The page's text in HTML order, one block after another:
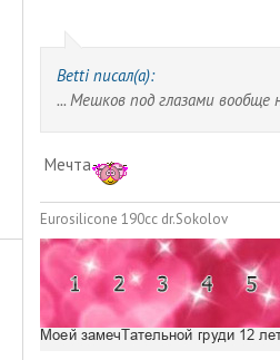
Betti писал(а):
... Мешков под глазами
Мечта
Eurosilicone 190cc dr.Sokolov